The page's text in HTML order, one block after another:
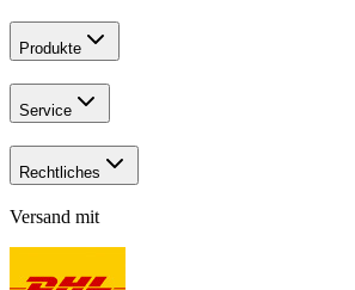
Produkte
Service
Rechtliches
Versand mit